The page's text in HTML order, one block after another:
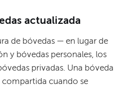
actualizada
de bóvedas — en lugar de
y bóvedas personales, los
privadas. Una bóveda
cuando se